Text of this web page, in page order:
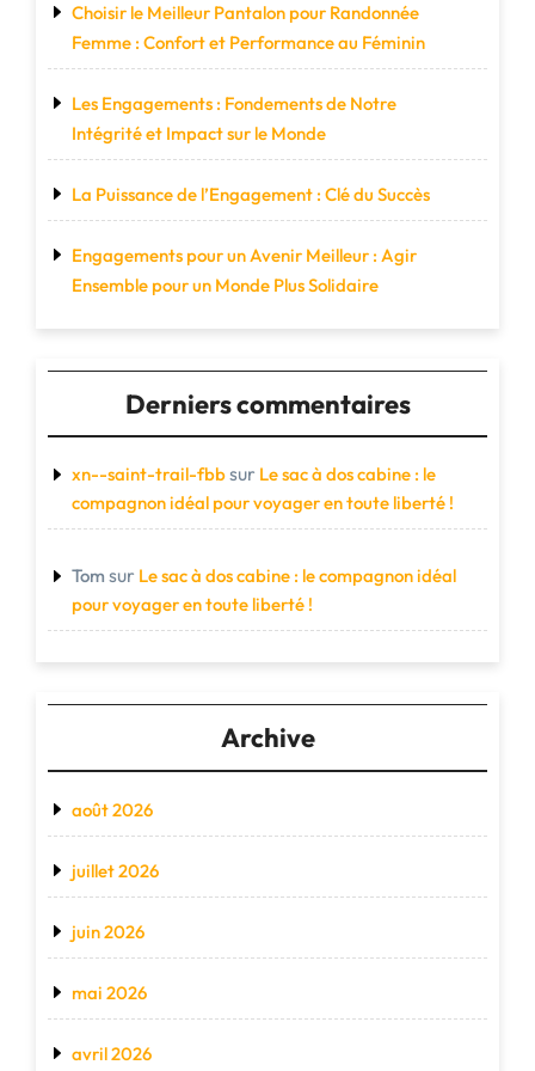
Choisir le Meilleur Pantalon pour Randonnée
Femme : Confort et Performance au Féminin
Les Engagements : Fondements de Notre
Intégrité et Impact sur le Monde
La Puissance de l’Engagement : Clé du Succès
Engagements pour un Avenir Meilleur : Agir
Ensemble pour un Monde Plus Solidaire
Derniers commentaires
xn--saint-trail-fbbsur Le sac à dos cabine : le
compagnon idéal pour voyager en toute liberté !
Tom sur Le sac à dos cabine : le compagnon idéal
pour voyager en toute liberté !
Archive
août 2026
juillet 2026
juin 2026
mai 2026
avril 2026